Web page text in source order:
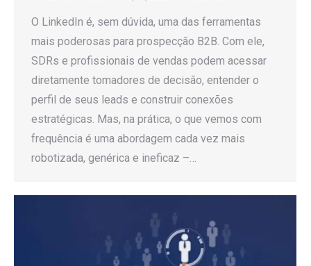
O LinkedIn é, sem dúvida, uma das ferramentas
mais poderosas para prospecção B2B. Com ele,
SDRs e profissionais de vendas podem acessar
diretamente tomadores de decisão, entender o
perfil de seus leads e construir conexões
estratégicas. Mas, na prática, o que vemos com
frequência é uma abordagem cada vez mais
robotizada, genérica e ineficaz –…